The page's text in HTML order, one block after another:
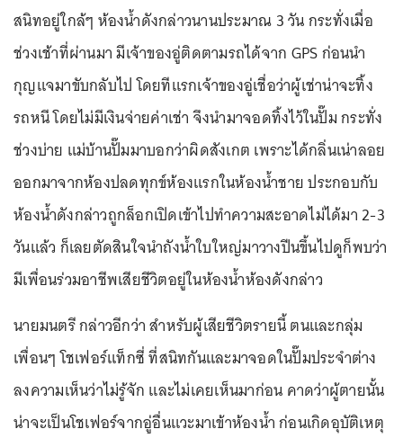
สนิทอยู่ใกล้ๆ ห้องน้ำดังกล่าวนานประมาณ 3 วัน กระทั่งเมื่อ
ช่วงเช้าที่ผ่านมา มีเจ้าของอู่ติดตามรถได้จาก GPS ก่อนนำ
กุญแจมาขับกลับไป โดยทีแรกเจ้าของอู่เชื่อว่าผู้เช่าน่าจะทิ้ง
รถหนี โดยไม่มีเงินจ่ายค่าเช่า จึงนำมาจอดทิ้งไว้ในปั๊ม กระทั่ง
ช่วงบ่าย แม่บ้านปั๊มมาบอกว่าผิดสังเกต เพราะได้กลิ่นเน่าลอย
ออกมาจากห้องปลดทุกข์ห้องแรกในห้องน้ำชาย ประกอบกับ
ห้องน้ำดังกล่าวถูกล็อกเปิดเข้าไปทำความสะอาดไม่ได้มา 2-3
วันแล้ว ก็เลยตัดสินใจนำถังน้ำใบใหญ่มาวางปีนขึ้นไปดูก็พบว่า
มีเพื่อนร่วมอาชีพเสียชีวิตอยู่ในห้องน้ำห้องดังกล่าว
นายมนตรี กล่าวอีกว่า สำหรับผู้เสียชีวิตรายนี้ ตนและกลุ่ม
เพื่อนๆ โชเฟอร์แท็กซี่ ที่สนิทกันและมาจอดในปั๊มประจำต่าง
ลงความเห็นว่าไม่รู้จัก และไม่เคยเห็นมาก่อน คาดว่าผู้ตายนั้น
น่าจะเป็นโชเฟอร์จากอู่อื่นแวะมาเข้าห้องน้ำ ก่อนเกิดอุบัติเหตุ